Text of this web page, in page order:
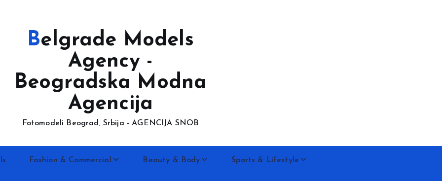
Belgrade Models
Agency -
Beogradska Modna
Agencija
Fotomodeli Beograd, Srbija - AGENCIJA SNOB
Fashion & Commercial Beauty & Body Sports & Lifestyle